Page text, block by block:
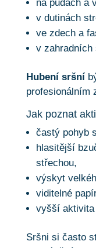
na půdách a
v dutinách
ve zdech a
v zahradních
Hubení sršní
profesionálním
Jak poznat
častý pohyb
hlasitější
střechou,
výskyt
viditelné
vyšší aktivita
Sršni si často